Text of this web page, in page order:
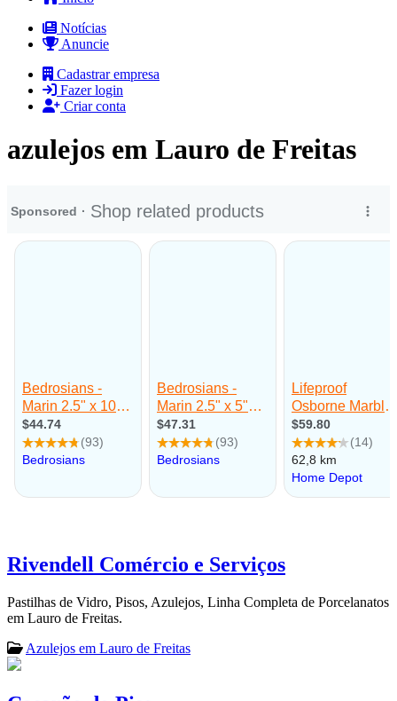
Notícias
Anuncie
Cadastrar empresa
Fazer login
Criar conta
azulejos em Lauro de Freitas
Rivendell Comércio e Serviços
Pastilhas de Vidro, Pisos, Azulejos, Linha Completa de Porcelanatos
em Lauro de Freitas.
Azulejos em Lauro de Freitas